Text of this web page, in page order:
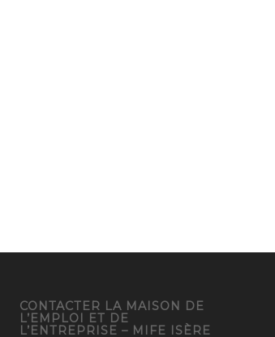
CONTACTER LA MAISON DE
L’EMPLOI ET DE
L’ENTREPRISE – MIFE ISÈRE